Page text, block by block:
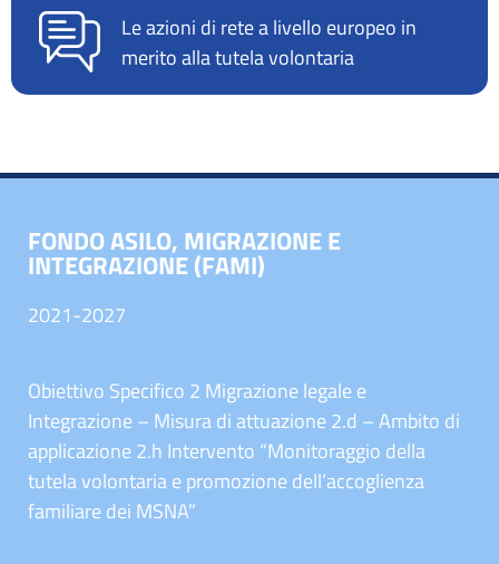
Le azioni di rete a livello europeo in
merito alla tutela volontaria
FONDO ASILO, MIGRAZIONE E
INTEGRAZIONE (FAMI)
2021-2027
Obiettivo Specifico 2 Migrazione legale e
Integrazione – Misura di attuazione 2.d – Ambito di
applicazione 2.h Intervento “Monitoraggio della
tutela volontaria e promozione dell’accoglienza
familiare dei MSNA”